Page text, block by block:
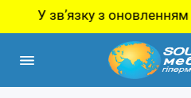
з оновленням сайту